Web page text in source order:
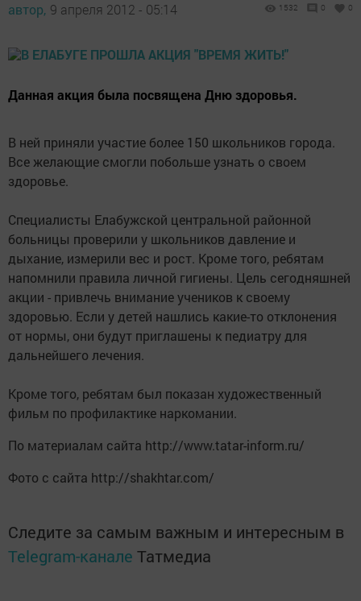
автор, 9 апреля 2012 - 05:14 1532 0 0
Данная акция была посвящена Дню здоровья.
В ней приняли участие более 150 школьников города.
Все желающие смогли побольше узнать о своем
здоровье.
Специалисты Елабужской центральной районной
больницы проверили у школьников давление и
дыхание, измерили вес и рост. Кроме того, ребятам
напомнили правила личной гигиены. Цель сегодняшней
акции - привлечь внимание учеников к своему
здоровью. Если у детей нашлись какие-то отклонения
от нормы, они будут приглашены к педиатру для
дальнейшего лечения.
Кроме того, ребятам был показан художественный
фильм по профилактике наркомании.
По материалам сайта http://www.tatar-inform.ru/
Фото с сайта http://shakhtar.com/
Следите за самым важным и интересным в
Telegram-канале Татмедиа